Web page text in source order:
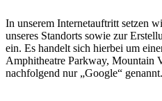
In unserem Internetauftritt setzen
unseres Standorts sowie zur
ein. Es handelt sich hierbei um
Amphitheatre Parkway, Mountain
nachfolgend nur „Google“ genannt.